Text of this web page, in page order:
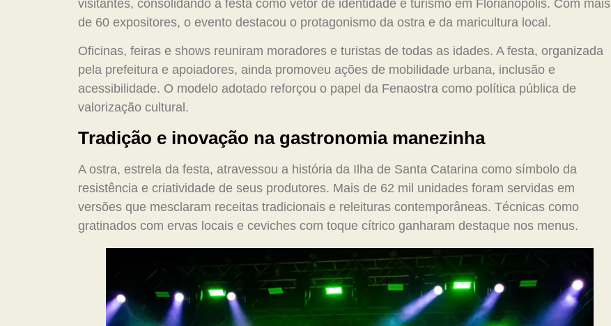
visitantes, consolidando a festa como vetor de identidade e turismo em Florianópolis. Com mais
de 60 expositores, o evento destacou o protagonismo da ostra e da maricultura local.
Oficinas, feiras e shows reuniram moradores e turistas de todas as idades. A festa, organizada
pela prefeitura e apoiadores, ainda promoveu ações de mobilidade urbana, inclusão e
acessibilidade. O modelo adotado reforçou o papel da Fenaostra como política pública de
valorização cultural.
Tradição e inovação na gastronomia manezinha
A ostra, estrela da festa, atravessou a história da Ilha de Santa Catarina como símbolo da
resistência e criatividade de seus produtores. Mais de 62 mil unidades foram servidas em
versões que mesclaram receitas tradicionais e releituras contemporâneas. Técnicas como
gratinados com ervas locais e ceviches com toque cítrico ganharam destaque nos menus.